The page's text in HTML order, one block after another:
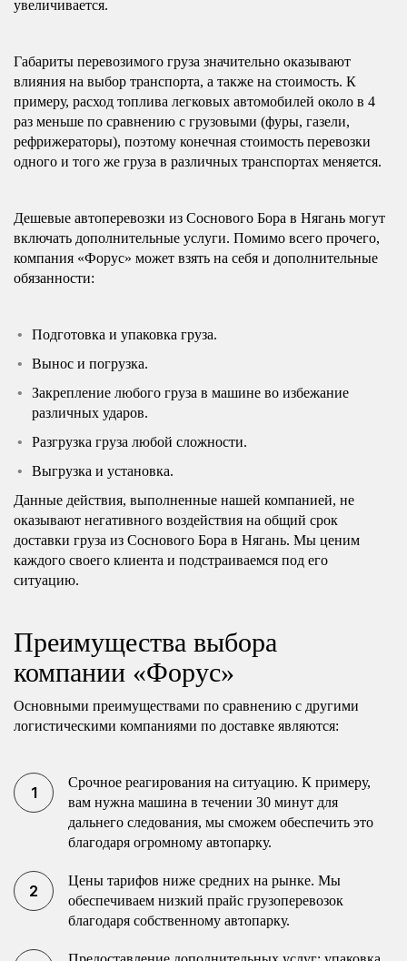
увеличивается.
Габариты перевозимого груза значительно оказывают
влияния на выбор транспорта, а также на стоимость. К
примеру, расход топлива легковых автомобилей около в 4
раз меньше по сравнению с грузовыми (фуры, газели,
рефрижераторы), поэтому конечная стоимость перевозки
одного и того же груза в различных транспортах меняется.
Дешевые автоперевозки из Соснового Бора в Нягань могут
включать дополнительные услуги. Помимо всего прочего,
компания «Форус» может взять на себя и дополнительные
обязанности:
Подготовка и упаковка груза.
Вынос и погрузка.
Закрепление любого груза в машине во избежание
различных ударов.
Разгрузка груза любой сложности.
Выгрузка и установка.
Данные действия, выполненные нашей компанией, не
оказывают негативного воздействия на общий срок
доставки груза из Соснового Бора в Нягань. Мы ценим
каждого своего клиента и подстраиваемся под его
ситуацию.
Преимущества выбора
компании «Форус»
Основными преимуществами по сравнению с другими
логистическими компаниями по доставке являются:
Срочное реагирования на ситуацию. К примеру,
вам нужна машина в течении 30 минут для
дальнего следования, мы сможем обеспечить это
благодаря огромному автопарку.
Цены тарифов ниже средних на рынке. Мы
обеспечиваем низкий прайс грузоперевозок
благодаря собственному автопарку.